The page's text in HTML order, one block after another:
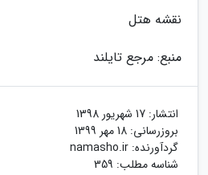
نقشه هتل
منبع: مرجع تایلند
انتشار: 17 شهریور 1398
بروزرسانی: 18 مهر 1399
گردآورنده: namasho.ir
شناسه مطلب: 359